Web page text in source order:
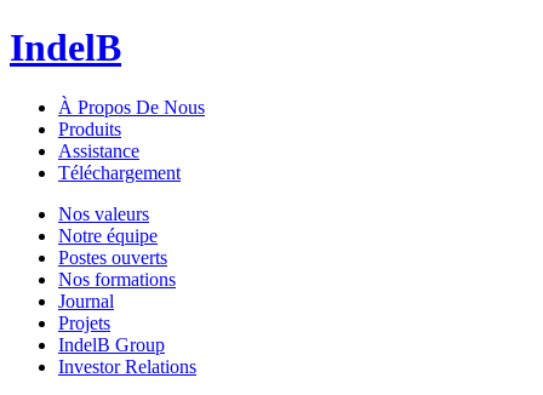
IndelB
À Propos De Nous
Produits
Assistance
Téléchargement
Nos valeurs
Notre équipe
Postes ouverts
Nos formations
Journal
Projets
IndelB Group
Investor Relations